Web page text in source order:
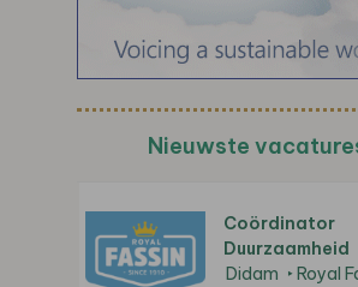
Nieuwste
Coördinator
Duurzaamheid
Didam
Royal